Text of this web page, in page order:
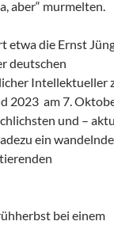
aber“ murmelten.
etwa die Ernst
deutschen
Intellektueller
2023 am 7.
und –
ein
bei einem